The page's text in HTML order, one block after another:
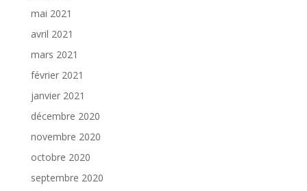
mai 2021
avril 2021
mars 2021
février 2021
janvier 2021
décembre 2020
novembre 2020
octobre 2020
septembre 2020